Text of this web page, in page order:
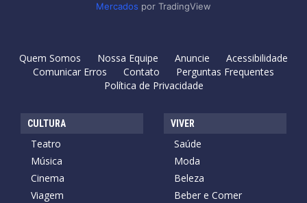
Mercados por TradingView
Quem Somos Nossa Equipe Anuncie
Acessibilidade
Comunicar Erros
Contato
Perguntas Frequentes
Política de Privacidade
CULTURA
Teatro
Música
Cinema
Viagem
VIVER
Saúde
Moda
Beleza
Beber e Comer